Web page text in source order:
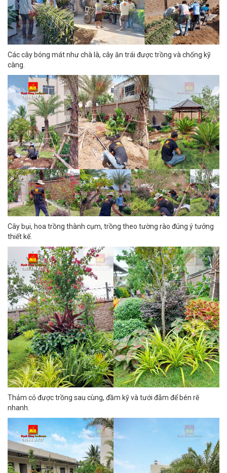
Các cây bóng mát như chà là, cây ăn trái được trồng và chống kỹ
càng.
Cây bụi, hoa trồng thành cụm, trồng theo tường rào đúng ý tưởng
thiết kế.
Thảm cỏ được trồng sau cùng, đầm kỹ và tưới đẫm để bén rẽ
nhanh.